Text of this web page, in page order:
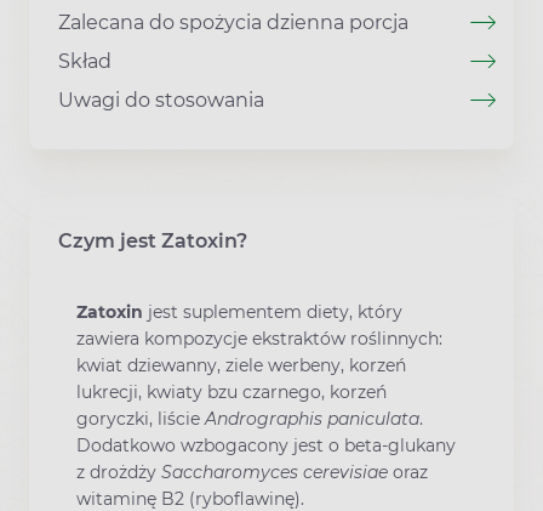
Zalecana do spożycia dzienna porcja
Skład
Uwagi do stosowania
Czym jest Zatoxin?
Zatoxin jest suplementem diety, który
zawiera kompozycje ekstraktów roślinnych:
kwiat dziewanny, ziele werbeny, korzeń
lukrecji, kwiaty bzu czarnego, korzeń
goryczki, liścieAndrographis paniculata.
Dodatkowo wzbogacony jest o beta-glukany
z drożdży Saccharomyces cerevisiae oraz
witaminę B2 (ryboflawinę).